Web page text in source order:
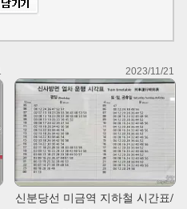
2023/11/21
신분당선 미금역 지하철 시간표/